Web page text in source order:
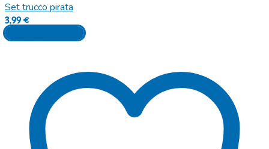
Set trucco pirata
3,99€
Aggiungi al carrello